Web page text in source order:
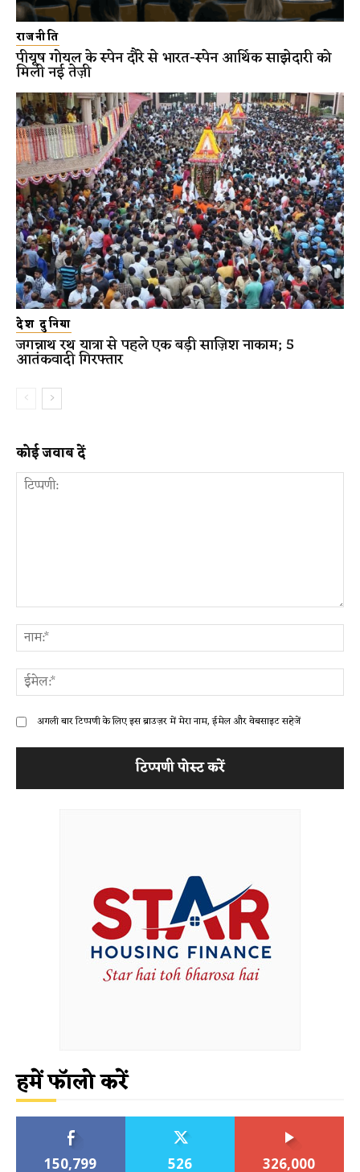
राजनीति
पीयूष गोयल के स्पेन दौरे से भारत-स्पेन आर्थिक साझेदारी को
मिली नई तेज़ी
देश दुनिया
जगन्नाथ रथ यात्रा से पहले एक बड़ी साज़िश नाकाम; 5
आतंकवादी गिरफ्तार
कोई जवाब दें
अगली बार टिप्पणी के लिए इस ब्राउज़र में मेरा नाम, ईमेल और वेबसाइट सहेजें
हमें फॉलो करें
150,799 526 326,000